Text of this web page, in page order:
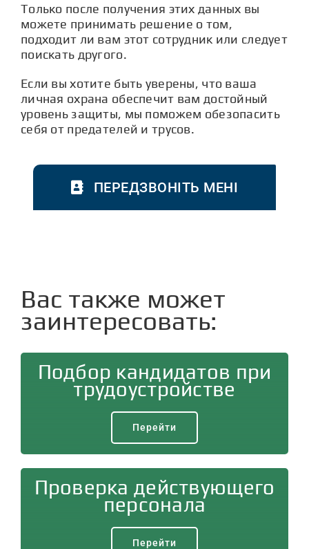
Только после получения этих данных вы
можете принимать решение о том,
подходит ли вам этот сотрудник или следует
поискать другого.
Если вы хотите быть уверены, что ваша
личная охрана обеспечит вам достойный
уровень защиты, мы поможем обезопасить
себя от предателей и трусов.
ПЕРЕДЗВОНІТЬ МЕНІ
Вас также может
заинтересовать:
Подбор кандидатов при
трудоустройстве
Перейти
Проверка действующего
персонала
Перейти